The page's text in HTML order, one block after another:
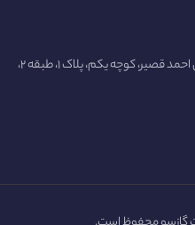
آدرس :تهران، خیابان شهید بهشتی، خیابان احمد قصیر، کوچه یکم، پلاک ۱، طبقه ۲،